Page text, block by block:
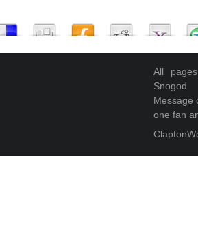
All
Snogod
Message
one fan